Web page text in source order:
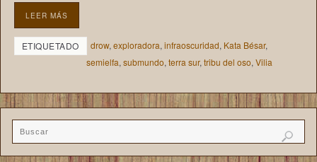
LEER MÁS
ETIQUETADO drow, exploradora, infraoscuridad, Kata Bésar,
semielfa, submundo, terra sur, tribu del oso, Vilia